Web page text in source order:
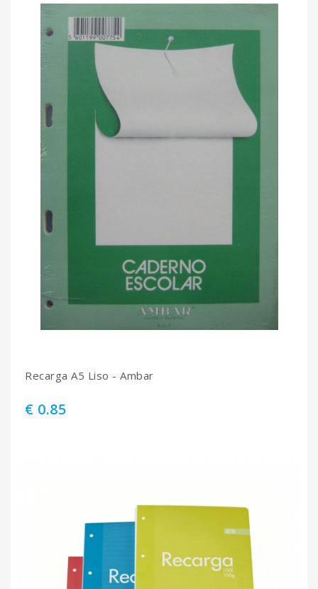
Recarga A5 Liso - Ambar
€ 0.85